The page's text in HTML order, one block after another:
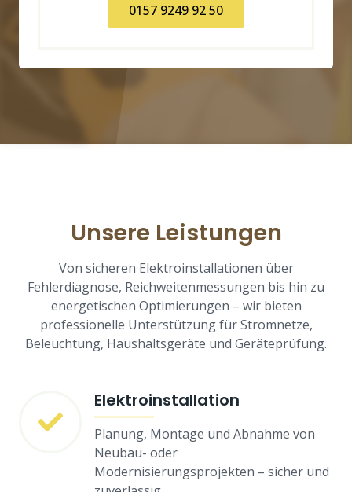
0157 9249 92 50
Unsere Leistungen
Von sicheren Elektroinstallationen über
Fehlerdiagnose, Reichweitenmessungen bis hin zu
energetischen Optimierungen – wir bieten
professionelle Unterstützung für Stromnetze,
Beleuchtung, Haushaltsgeräte und Geräteprüfung.
Elektroinstallation
Planung, Montage und Abnahme von
Neubau- oder
Modernisierungsprojekten – sicher und